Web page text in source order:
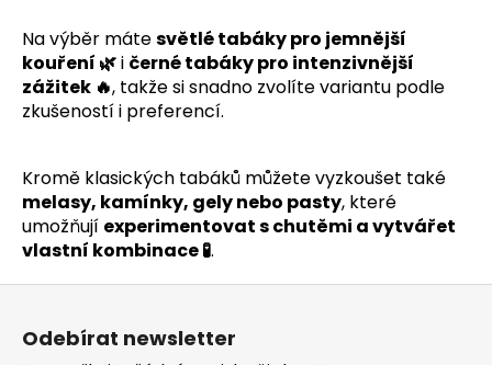
r
v
k
p
i
s
Na výběr mátesvětlé tabáky pro jemnější
kouření 🌿i černé tabáky pro intenzivnější
zážitek 🔥, takže si snadno zvolíte variantu podle
zkušeností i preferencí.
Kromě klasických tabáků můžete vyzkoušet také
melasy, kamínky, gely nebo pasty, které
umožňují experimentovat s chutěmi a vytvářet
vlastní kombinace 🧪.
Odebírat newsletter